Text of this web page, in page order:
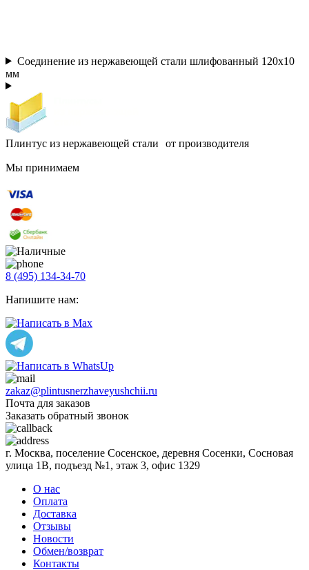
Соединение из нержавеющей стали шлифованный 120х10
мм
Плинтус из нержавеющей стали от производителя
Мы принимаем
8 (495) 134-34-70
Напишите нам:
zakaz@plintusnerzhaveyushchii.ru
Почта для заказов
Заказать обратный звонок
г. Москва, поселение Сосенское, деревня Сосенки, Сосновая
улица 1В, подъезд №1, этаж 3, офис 1329
О нас
Оплата
Доставка
Отзывы
Новости
Обмен/возврат
Контакты